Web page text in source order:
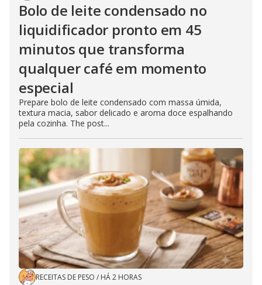
Bolo de leite condensado no
liquidificador pronto em 45
minutos que transforma
qualquer café em momento
especial
Prepare bolo de leite condensado com massa úmida,
textura macia, sabor delicado e aroma doce espalhando
pela cozinha. The post...
RECEITAS DE PESO / HÁ 2 HORAS